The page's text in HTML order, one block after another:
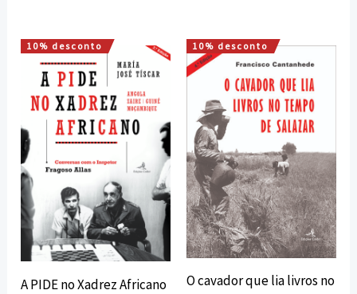
10% desconto
A PIDE no Xadrez Africano
O
preço
original
era:
18,00 €.
O
preço
atual
é:
16,20 €.
10% desconto
O cavador que lia livros no
O
preço
original
era:
16,00 €.
O
preço
atual
é:
14,40 €.